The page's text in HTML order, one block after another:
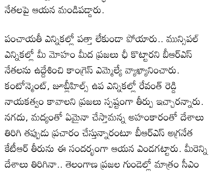
నేతలపై ఆయన మండిపడ్డారు.
పంచాయ‌తీ ఎన్నిక‌ల్లో ప‌త్తా లేకుండా పోయారు.. మున్సిప‌ల్
ఎన్నిక‌ల్లో మీ మోహం మీద ప్రజలు ఛీ కొట్టారని బీఆర్ఎస్
నేతలను ఉద్దేశించి కాంగ్రెస్ ఎమ్మెల్యే వ్యాఖ్యానించారు.
కంటోన్మెంట్, జూబ్లీహిల్స్ ఉప ఎన్నికల్లో రేవంత్ రెడ్డి
నాయకత్వం కావాలని ప్రజలు స్పష్టంగా తీర్పు ఇచ్చారన్నారు.
నగదు, మద్యంతో ఏమైనా చేస్తామన్న అహంకారంతో దేశాలు
తిరిగి తప్పుడు ప్రచారం చేస్తున్నారంటూ బీఆర్ఎస్ అగ్రనేత
కేటీఆర్ తీరును ఈ సందర్భంగా ఆయన ఎండగట్టారు. మీరెన్ని
దేశాలు తిరిగినా.. తెలంగాణ ప్రజల గుండెల్లో మాత్రం సీఎం